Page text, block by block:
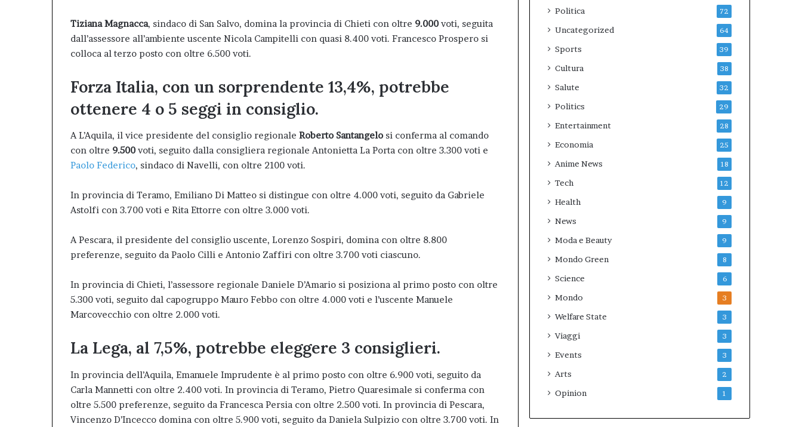
Tiziana Magnacca, sindaco di San Salvo, domina la provincia di Chieti con oltre 9.000 voti, seguita
dall’assessore all’ambiente uscente Nicola Campitelli con quasi 8.400 voti. Francesco Prospero si
colloca al terzo posto con oltre 6.500 voti.
Forza Italia, con un sorprendente 13,4%, potrebbe
ottenere 4 o 5 seggi in consiglio.
A L’Aquila, il vice presidente del consiglio regionale Roberto Santangelo si conferma al comando
con oltre 9.500 voti, seguito dalla consigliera regionale Antonietta La Porta con oltre 3.300 voti e
Paolo Federico, sindaco di Navelli, con oltre 2100 voti.
In provincia di Teramo, Emiliano Di Matteo si distingue con oltre 4.000 voti, seguito da Gabriele
Astolfi con 3.700 voti e Rita Ettorre con oltre 3.000 voti.
A Pescara, il presidente del consiglio uscente, Lorenzo Sospiri, domina con oltre 8.800
preferenze, seguito da Paolo Cilli e Antonio Zaffiri con oltre 3.700 voti ciascuno.
In provincia di Chieti, l’assessore regionale Daniele D’Amario si posiziona al primo posto con oltre
5.300 voti, seguito dal capogruppo Mauro Febbo con oltre 4.000 voti e l’uscente Manuele
Marcovecchio con oltre 2.000 voti.
La Lega, al 7,5%, potrebbe eleggere 3 consiglieri.
In provincia dell’Aquila, Emanuele Imprudente è al primo posto con oltre 6.900 voti, seguito da
Carla Mannetti con oltre 2.400 voti. In provincia di Teramo, Pietro Quaresimale si conferma con
oltre 5.500 preferenze, seguito da Francesca Persia con oltre 2.500 voti. In provincia di Pescara,
Vincenzo D’Incecco domina con oltre 5.900 voti, seguito da Daniela Sulpizio con oltre 3.700 voti. In
Politica 72
Uncategorized 64
Sports 39
Cultura 38
Salute 32
Politics 29
Entertainment 28
Economia 25
Anime News 18
Tech 12
Health 9
News 9
Moda e Beauty 9
Mondo Green 8
Science 6
Mondo 3
Welfare State 3
Viaggi 3
Events 3
Arts 2
Opinion 1